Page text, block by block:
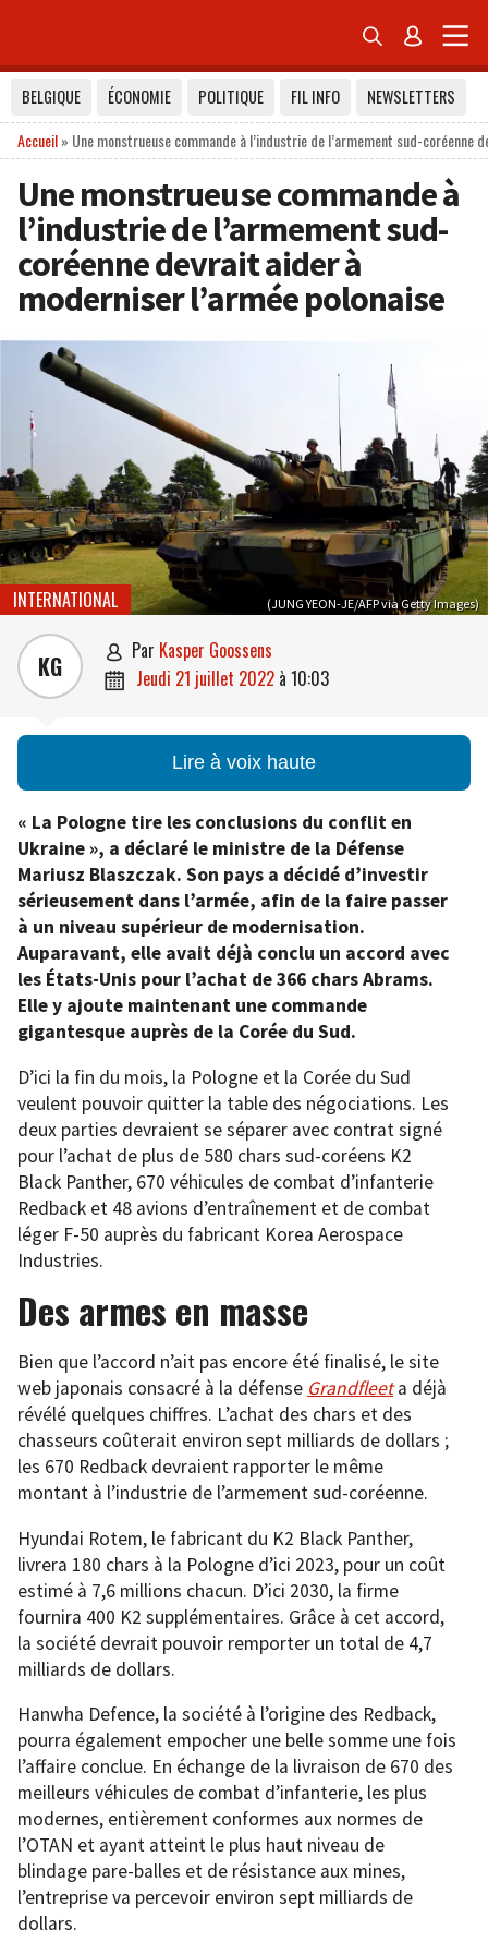
 
BELGIQUE ÉCONOMIE POLITIQUE FIL INFO
NEWSLETTERS
Accueil» Une monstrueuse commande à l’industrie de l’armement sud-coréenne
Une monstrueuse commande à
l’industrie de l’armement sud-
coréenne devrait aider à
moderniser l’armée polonaise
(JUNG YEON-JE/AFP via Getty Images)
INTERNATIONAL
KG  par Kasper Goossens
 jeudi 21 juillet 2022 à 10:03
Lire à voix haute
« La Pologne tire les conclusions du conflit en
Ukraine », a déclaré le ministre de la Défense
Mariusz Blaszczak. Son pays a décidé d’investir
sérieusement dans l’armée, afin de la faire passer
à un niveau supérieur de modernisation.
Auparavant, elle avait déjà conclu un accord avec
les États-Unis pour l’achat de 366 chars Abrams.
Elle y ajoute maintenant une commande
gigantesque auprès de la Corée du Sud.
D’ici la fin du mois, la Pologne et la Corée du Sud
veulent pouvoir quitter la table des négociations. Les
deux parties devraient se séparer avec contrat signé
pour l’achat de plus de 580 chars sud-coréens K2
Black Panther, 670 véhicules de combat d’infanterie
Redback et 48 avions d’entraînement et de combat
léger F-50 auprès du fabricant Korea Aerospace
Industries.
Des armes en masse
Bien que l’accord n’ait pas encore été finalisé, le site
web japonais consacré à la défense Grandfleeta déjà
révélé quelques chiffres. L’achat des chars et des
chasseurs coûterait environ sept milliards de dollars ;
les 670 Redback devraient rapporter le même
montant à l’industrie de l’armement sud-coréenne.
Hyundai Rotem, le fabricant du K2 Black Panther,
livrera 180 chars à la Pologne d’ici 2023, pour un coût
estimé à 7,6 millions chacun. D’ici 2030, la firme
fournira 400 K2 supplémentaires. Grâce à cet accord,
la société devrait pouvoir remporter un total de 4,7
milliards de dollars.
Hanwha Defence, la société à l’origine des Redback,
pourra également empocher une belle somme une fois
l’affaire conclue. En échange de la livraison de 670 des
meilleurs véhicules de combat d’infanterie, les plus
modernes, entièrement conformes aux normes de
l’OTAN et ayant atteint le plus haut niveau de
blindage pare-balles et de résistance aux mines,
l’entreprise va percevoir environ sept milliards de
dollars.